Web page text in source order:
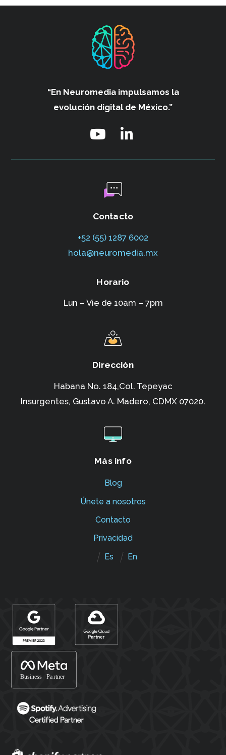
“En Neuromedia impulsamos la
evolución digital de México.”
Contacto
+52 (55) 1287 6002‬
hola@neuromedia.mx
Horario
Lun – Vie de 10am – 7pm
Dirección
Habana No. 184,Col. Tepeyac
Insurgentes, Gustavo A. Madero, CDMX 07020.
Más info
Blog
Únete a nosotros
Contacto
Privacidad
Es
En